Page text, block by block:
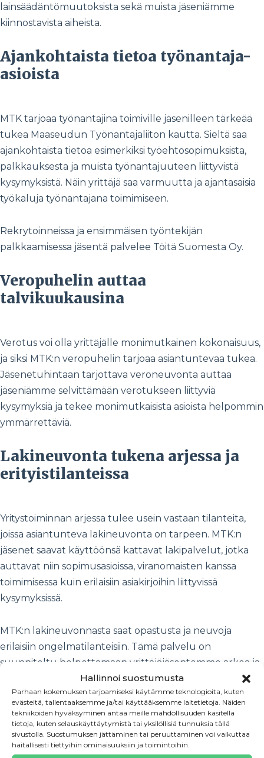
Hallinnoi suostumusta
Parhaan kokemuksen tarjoamiseksi käytämme teknologioita, kuten
evästeitä, tallentaaksemme ja/tai käyttääksemme laitetietoja. Näiden
tekniikoiden hyväksyminen antaa meille mahdollisuuden käsitellä
tietoja, kuten selauskäyttäytymistä tai yksilöllisiä tunnuksia tällä
sivustolla. Suostumuksen jättäminen tai peruuttaminen voi vaikuttaa
haitallisesti tiettyihin ominaisuuksiin ja toimintoihin.
lainsäädäntömuutoksista sekä muista jäseniämme
kiinnostavista aiheista.
Ajankohtaista tietoa työnantaja-
asioista
MTK tarjoaa työnantajina toimiville jäsenilleen tärkeää
tukea Maaseudun Työnantajaliiton kautta. Sieltä saa
ajankohtaista tietoa esimerkiksi työehtosopimuksista,
palkkauksesta ja muista työnantajuuteen liittyvistä
kysymyksistä. Näin yrittäjä saa varmuutta ja ajantasaisia
työkaluja työnantajana toimimiseen.
Rekrytoinneissa ja ensimmäisen työntekijän
palkkaamisessa jäsentä palvelee Töitä Suomesta Oy.
Veropuhelin auttaa
talvikuukausina
Verotus voi olla yrittäjälle monimutkainen kokonaisuus,
ja siksi MTK:n veropuhelin tarjoaa asiantuntevaa tukea.
Jäsenetuhintaan tarjottava veroneuvonta auttaa
jäseniämme selvittämään verotukseen liittyviä
kysymyksiä ja tekee monimutkaisista asioista helpommin
ymmärrettäviä.
Lakineuvonta tukena arjessa ja
erityistilanteissa
Yritystoiminnan arjessa tulee usein vastaan tilanteita,
joissa asiantunteva lakineuvonta on tarpeen. MTK:n
jäsenet saavat käyttöönsä kattavat lakipalvelut, jotka
auttavat niin sopimusasioissa, viranomaisten kanssa
toimimisessa kuin erilaisiin asiakirjoihin liittyvissä
kysymyksissä.
MTK:n lakineuvonnasta saat opastusta ja neuvoja
erilaisiin ongelmatilanteisiin. Tämä palvelu on
suunniteltu helpottamaan yrittäjäjäsentemme arkea ja
varmistamaan, että yrittäjä voi keskittyä yrityksensä
toiminnan kehittämiseen.
Arvolex Oy:stä saa jäsenetuhintaan monipuoliset
lakipalvelut asiakirjojen laadinnasta aina